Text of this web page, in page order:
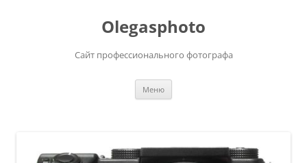
Olegasphoto
Сайт профессионального фотографа
Меню